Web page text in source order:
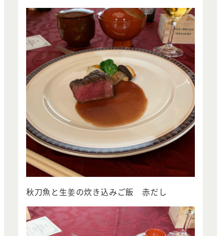
秋刀魚と生姜の炊き込みご飯 赤だし